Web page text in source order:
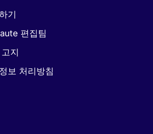
기
편집팀
지
보 처리방침